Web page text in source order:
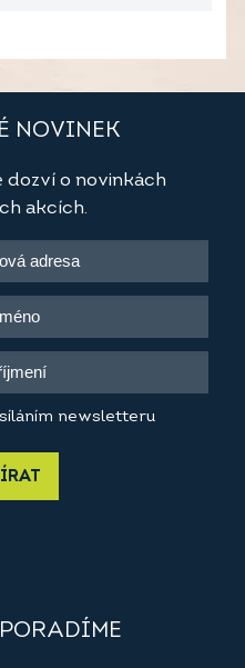
NOVINEK
o novinkách
akcích.
newsletteru